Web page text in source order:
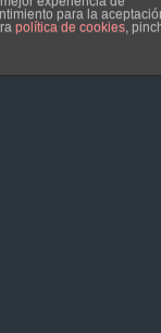
para la
política de cookies,